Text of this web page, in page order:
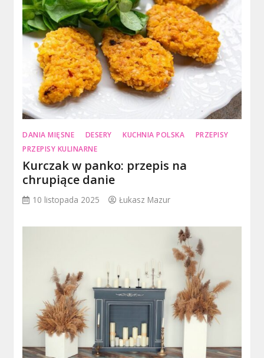
DANIA MIĘSNE DESERY KUCHNIA POLSKA
PRZEPISY
PRZEPISY KULINARNE
Kurczak w panko: przepis na
chrupiące danie
10 listopada 2025 Łukasz Mazur